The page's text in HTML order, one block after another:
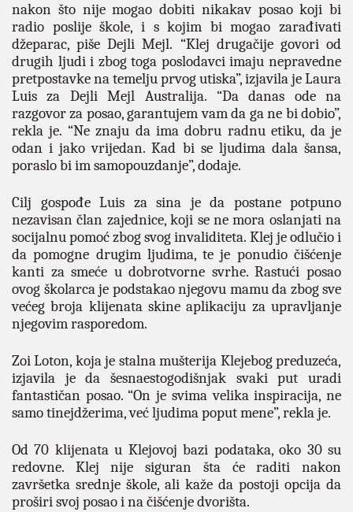
nakon što nije mogao dobiti nikakav posao koji bi
radio poslije škole, i s kojim bi mogao zarađivati
džeparac, piše Dejli Mejl. “Klej drugačije govori od
drugih ljudi i zbog toga poslodavci imaju nepravedne
pretpostavke na temelju prvog utiska”, izjavila je Laura
Luis za Dejli Mejl Australija. “Da danas ode na
razgovor za posao, garantujem vam da ga ne bi dobio”,
rekla je. “Ne znaju da ima dobru radnu etiku, da je
odan i jako vrijedan. Kad bi se ljudima dala šansa,
poraslo bi im samopouzdanje”, dodaje.
Cilj gospođe Luis za sina je da postane potpuno
nezavisan član zajednice, koji se ne mora oslanjati na
socijalnu pomoć zbog svog invaliditeta. Klej je odlučio i
da pomogne drugim ljudima, te je ponudio čišćenje
kanti za smeće u dobrotvorne svrhe. Rastući posao
ovog školarca je podstakao njegovu mamu da zbog sve
većeg broja klijenata skine aplikaciju za upravljanje
njegovim rasporedom.
Zoi Loton, koja je stalna mušterija Klejebog preduzeća,
izjavila je da šesnaestogodišnjak svaki put uradi
fantastičan posao. “On je svima velika inspiracija, ne
samo tinejdžerima, već ljudima poput mene”, rekla je.
Od 70 klijenata u Klejovoj bazi podataka, oko 30 su
redovne. Klej nije siguran šta će raditi nakon
završetka srednje škole, ali kaže da postoji opcija da
proširi svoj posao i na čišćenje dvorišta.